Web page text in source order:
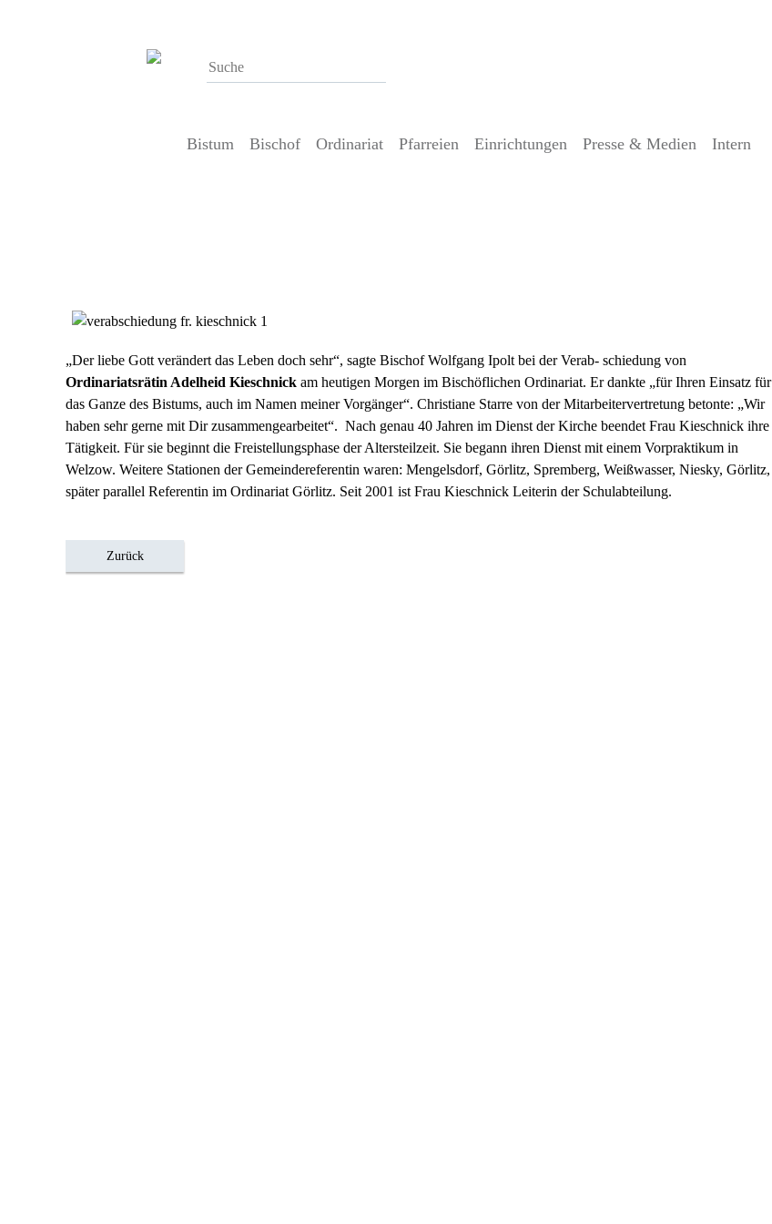
Bistum Bischof Ordinariat Pfarreien Einrichtungen Presse & Medien Intern
„Der liebe Gott verändert das Leben doch sehr“, sagte Bischof Wolfgang Ipolt bei der Verab- schiedung von
Ordinariatsrätin Adelheid Kieschnick am heutigen Morgen im Bischöflichen Ordinariat. Er dankte „für Ihren Einsatz für
das Ganze des Bistums, auch im Namen meiner Vorgänger“. Christiane Starre von der Mitarbeitervertretung betonte: „Wir
haben sehr gerne mit Dir zusammengearbeitet“. Nach genau 40 Jahren im Dienst der Kirche beendet Frau Kieschnick ihre
Tätigkeit. Für sie beginnt die Freistellungsphase der Altersteilzeit. Sie begann ihren Dienst mit einem Vorpraktikum in
Welzow. Weitere Stationen der Gemeindereferentin waren: Mengelsdorf, Görlitz, Spremberg, Weißwasser, Niesky, Görlitz,
später parallel Referentin im Ordinariat Görlitz. Seit 2001 ist Frau Kieschnick Leiterin der Schulabteilung.
Zurück